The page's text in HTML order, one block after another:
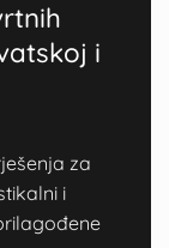
i
za
i